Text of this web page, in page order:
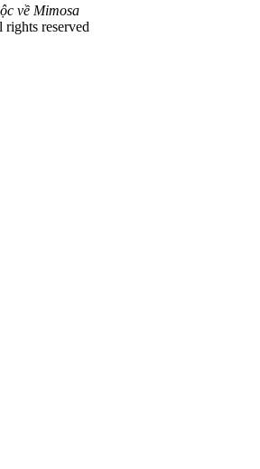
về Mimosa
reserved